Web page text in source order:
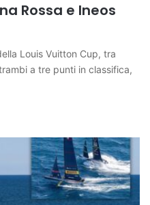
Rossa e Ineos
Louis Vuitton Cup, tra
a tre punti in classifica,